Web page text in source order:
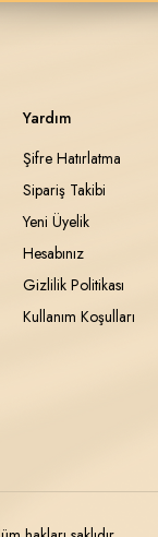
Yardım
Şifre Hatırlatma
Sipariş Takibi
Yeni Üyelik
Hesabınız
Gizlilik Politikası
Kullanım Koşulları